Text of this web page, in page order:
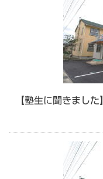
【塾生に聞きまし